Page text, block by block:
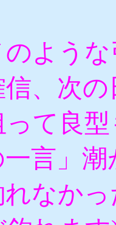
よう
、次の
て良
一言」
なか